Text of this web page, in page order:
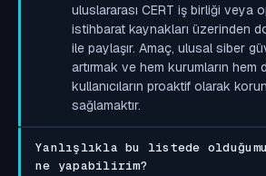
uluslararası CERT iş birliği veya
istihbarat kaynakları üzerinden
ile paylaşır. Amaç, ulusal siber
artırmak ve hem kurumların hem
kullanıcıların proaktif olarak
sağlamaktır.
Yanlışlıkla bu listede olduğumu
ne yapabilirim?